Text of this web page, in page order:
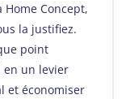
Concept,
la justifiez.
point
en un levier
et économiser